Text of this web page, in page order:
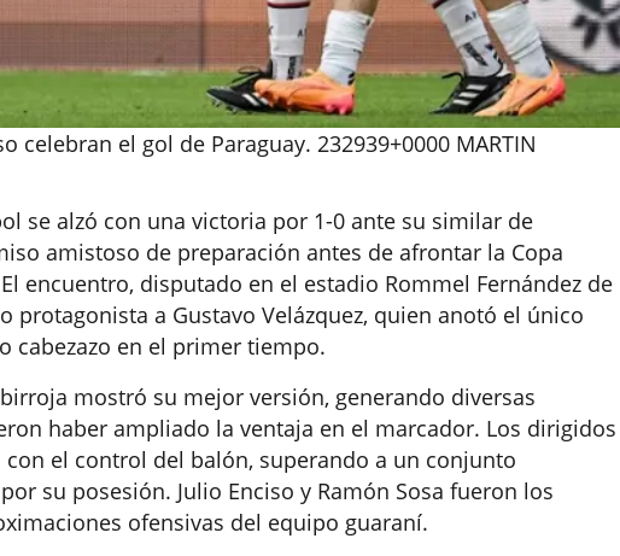
celebran el gol de Paraguay. 232939+0000 MARTIN
se alzó con una victoria por 1-0 ante su similar de
amistoso de preparación antes de afrontar la Copa
encuentro, disputado en el estadio Rommel Fernández de
protagonista a Gustavo Velázquez, quien anotó el único
cabezazo en el primer tiempo.
mostró su mejor versión, generando diversas
haber ampliado la ventaja en el marcador. Los dirigidos
el control del balón, superando a un conjunto
su posesión. Julio Enciso y Ramón Sosa fueron los
ofensivas del equipo guaraní.